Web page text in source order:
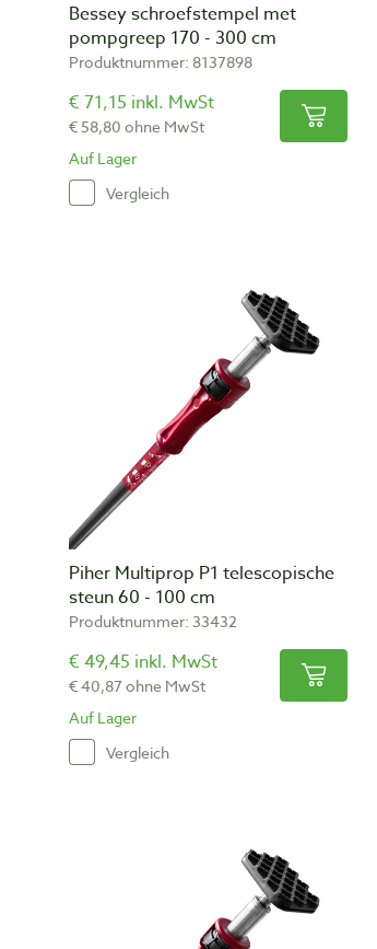
Bessey schroefstempel met
pompgreep 170 - 300 cm
Produktnummer: 8137898
€ 71,15 inkl. MwSt
€ 58,80 ohne MwSt
Auf Lager
Vergleich
Piher Multiprop P1 telescopische
steun 60 - 100 cm
Produktnummer: 33432
€ 49,45 inkl. MwSt
€ 40,87 ohne MwSt
Auf Lager
Vergleich